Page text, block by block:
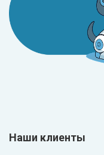
Наши клиенты